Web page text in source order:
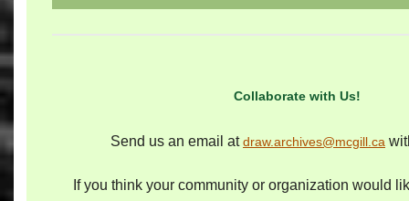
Collaborate with Us!
Send us an email atdraw.archives@mcgill.ca
If you think your community or organization would